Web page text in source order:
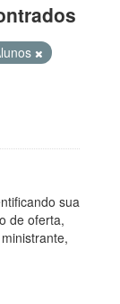
sua
de oferta,